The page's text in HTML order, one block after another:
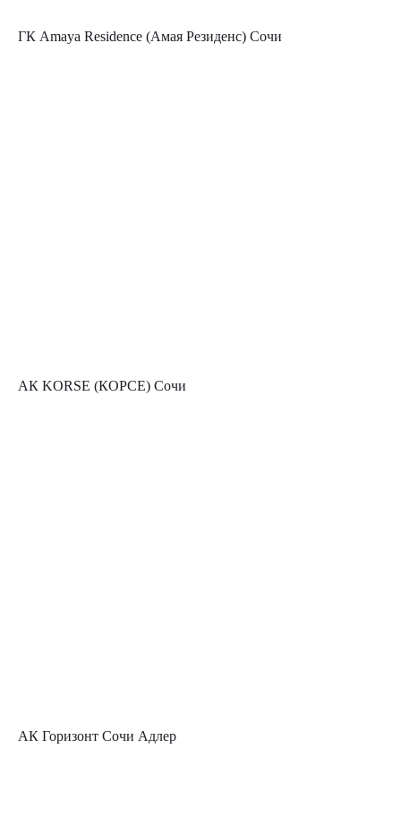
ГК Amaya Residence (Амая Резиденс) Сочи
АК KORSE (КОРСЕ) Сочи
АК Горизонт Сочи Адлер